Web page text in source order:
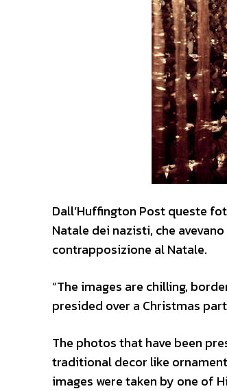
Dall’Huffington Post queste
Natale dei nazisti, che
contrapposizione al Natale.
“The images are chilling,
presided over a Christmas
The photos that have been
traditional decor like
images were taken by one of